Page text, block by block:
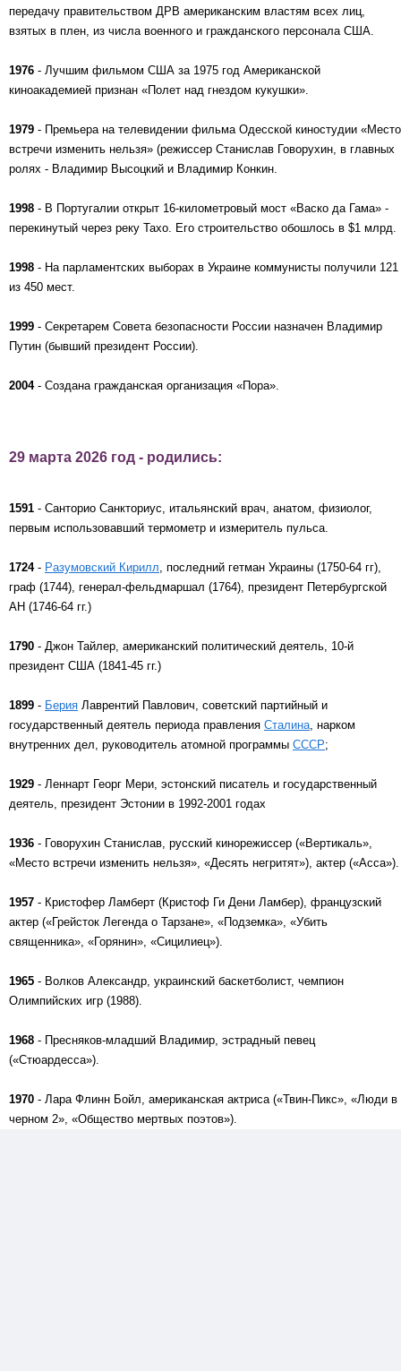
передачу правительством ДРВ американским властям всех лиц,
взятых в плен, из числа военного и гражданского персонала США.
1976 - Лучшим фильмом США за 1975 год Американской
киноакадемией признан «Полет над гнездом кукушки».
1979 - Премьера на телевидении фильма Одесской киностудии «Место
встречи изменить нельзя» (режиссер Станислав Говорухин, в главных
ролях - Владимир Высоцкий и Владимир Конкин.
1998 - В Португалии открыт 16-километровый мост «Васко да Гама» -
перекинутый через реку Тахо. Его строительство обошлось в $1 млрд.
1998 - На парламентских выборах в Украине коммунисты получили 121
из 450 мест.
1999 - Секретарем Совета безопасности России назначен Владимир
Путин (бывший президент России).
2004- Создана гражданская организация «Пора».
29 марта 2026 год - родились:
1591 - Санторио Санкториус, итальянский врач, анатом, физиолог,
первым использовавший термометр и измеритель пульса.
1724- Разумовский Кирилл , последний гетман Украины (1750-64 гг),
граф (1744), генерал-фельдмаршал (1764), президент Петербургской
АН (1746-64 гг.)
1790 - Джон Тайлер, американский политический деятель, 10-й
президент США (1841-45 гг.)
1899 - Берия Лаврентий Павлович, советский партийный и
государственный деятель периода правления Сталина , нарком
внутренних дел, руководитель атомной программы СССР;
1929 - Леннарт Георг Мери, эстонский писатель и государственный
деятель, президент Эстонии в 1992-2001 годах
1936 - Говорухин Станислав, русский кинорежиссер («Вертикаль»,
«Место встречи изменить нельзя», «Десять негритят»), актер («Асса»).
1957 - Кристофер Ламберт (Кристоф Ги Дени Ламбер), французский
актер («Грейсток Легенда о Тарзане», «Подземка», «Убить
священника», «Горянин», «Сицилиец»).
1965 - Волков Александр, украинский баскетболист, чемпион
Олимпийских игр (1988).
1968 - Пресняков-младший Владимир, эстрадный певец
(«Стюардесса»).
1970 - Лара Флинн Бойл, американская актриса («Твин-Пикс», «Люди в
черном 2», «Общество мертвых поэтов»).